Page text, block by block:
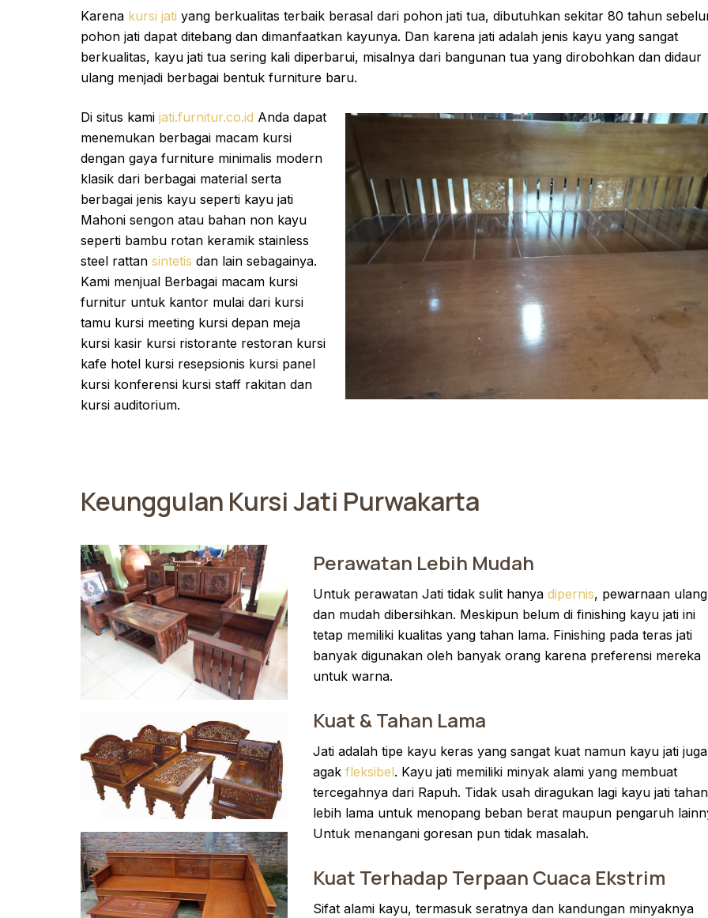
Karena kursi jati yang berkualitas terbaik berasal dari pohon jati tua, dibutuhkan sekitar 80 tahun
pohon jati dapat ditebang dan dimanfaatkan kayunya. Dan karena jati adalah jenis kayu yang sangat
berkualitas, kayu jati tua sering kali diperbarui, misalnya dari bangunan tua yang dirobohkan dan didaur
ulang menjadi berbagai bentuk furniture baru.
Di situs kami jati.furnitur.co.id Anda dapat
menemukan berbagai macam kursi
dengan gaya furniture minimalis modern
klasik dari berbagai material serta
berbagai jenis kayu seperti kayu jati
Mahoni sengon atau bahan non kayu
seperti bambu rotan keramik stainless
steel rattan sintetis dan lain sebagainya.
Kami menjual Berbagai macam kursi
furnitur untuk kantor mulai dari kursi
tamu kursi meeting kursi depan meja
kursi kasir kursi ristorante restoran kursi
kafe hotel kursi resepsionis kursi panel
kursi konferensi kursi staff rakitan dan
kursi auditorium.
Keunggulan Kursi Jati Purwakarta
Perawatan Lebih Mudah
Untuk perawatan Jati tidak sulit hanya dipernis, pewarnaan ulang
dan mudah dibersihkan. Meskipun belum di finishing kayu jati ini
tetap memiliki kualitas yang tahan lama. Finishing pada teras jati
banyak digunakan oleh banyak orang karena preferensi mereka
untuk warna.
Kuat & Tahan Lama
Jati adalah tipe kayu keras yang sangat kuat namun kayu jati juga
agak fleksibel. Kayu jati memiliki minyak alami yang membuat
tercegahnya dari Rapuh. Tidak usah diragukan lagi kayu jati tahan
lebih lama untuk menopang beban berat maupun pengaruh
Untuk menangani goresan pun tidak masalah.
Kuat Terhadap Terpaan Cuaca Ekstrim
Sifat alami kayu, termasuk seratnya dan kandungan minyaknya